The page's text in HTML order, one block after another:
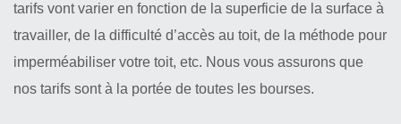
tarifs vont varier en fonction de la superficie de la surface à
travailler, de la difficulté d’accès au toit, de la méthode pour
imperméabiliser votre toit, etc. Nous vous assurons que
nos tarifs sont à la portée de toutes les bourses.